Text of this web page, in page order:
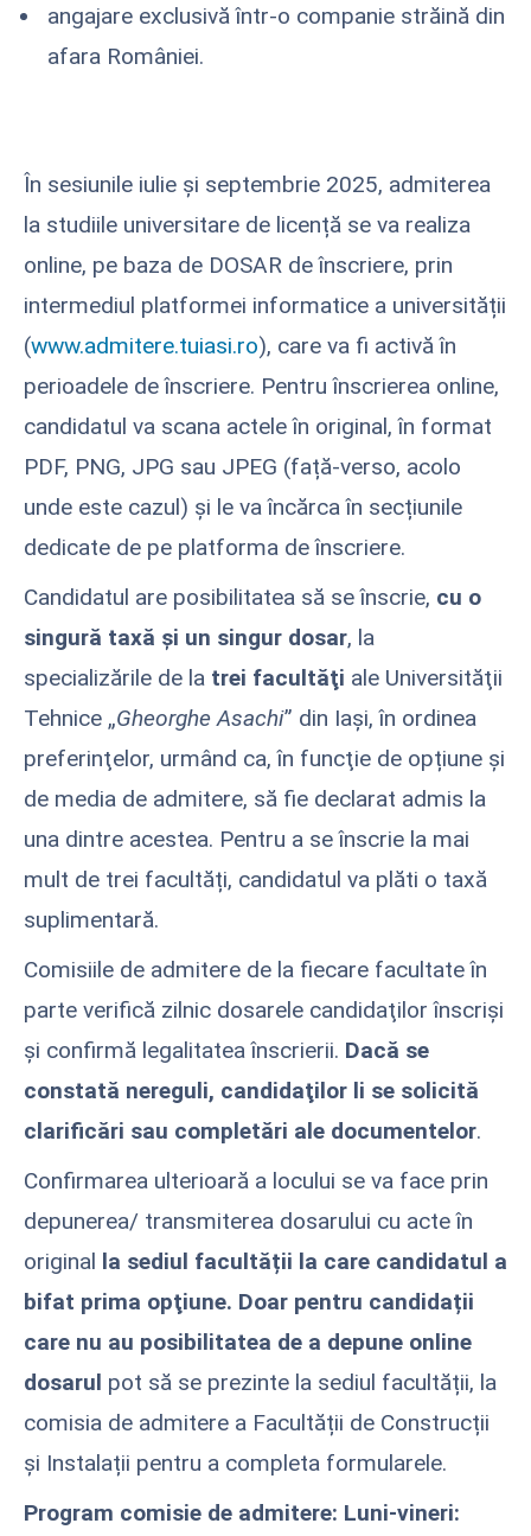
angajare exclusivă într-o companie străină din
afara României.
În sesiunile iulie și septembrie 2025, admiterea
la studiile universitare de licență se va realiza
online, pe baza de DOSAR de înscriere, prin
intermediul platformei informatice a universității
(www.admitere.tuiasi.ro), care va fi activă în
perioadele de înscriere. Pentru înscrierea online,
candidatul va scana actele în original, în format
PDF, PNG, JPG sau JPEG (față-verso, acolo
unde este cazul) și le va încărca în secțiunile
dedicate de pe platforma de înscriere.
Candidatul are posibilitatea să se înscrie, cu o
singură taxă şi un singur dosar, la
specializările de la trei facultăţi ale Universităţii
Tehnice „Gheorghe Asachi” din Iaşi, în ordinea
preferinţelor, urmând ca, în funcţie de opțiune și
de media de admitere, să fie declarat admis la
una dintre acestea. Pentru a se înscrie la mai
mult de trei facultăți, candidatul va plăti o taxă
suplimentară.
Comisiile de admitere de la fiecare facultate în
parte verifică zilnic dosarele candidaţilor înscrişi
şi confirmă legalitatea înscrierii. Dacă se
constată nereguli, candidaţilor li se solicită
clarificări sau completări ale documentelor.
Confirmarea ulterioară a locului se va face prin
depunerea/ transmiterea dosarului cu acte în
original la sediul facultății la care candidatul a
bifat prima opţiune. Doar pentru candidații
care nu au posibilitatea de a depune online
dosarul pot să se prezinte la sediul facultății, la
comisia de admitere a Facultății de Construcții
și Instalații pentru a completa formularele.
Program comisie de admitere: Luni-vineri: